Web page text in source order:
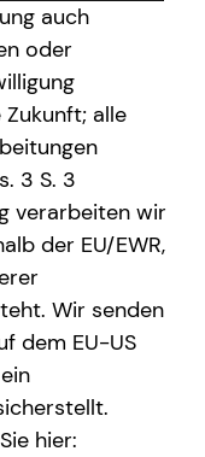
Uhr
Uhr
Uhr
Uhr
Uhr
auch
oder
alle
3 S. 3
verarbeiten wir
der EU/EWR,
Wir senden
dem EU-US
hier: